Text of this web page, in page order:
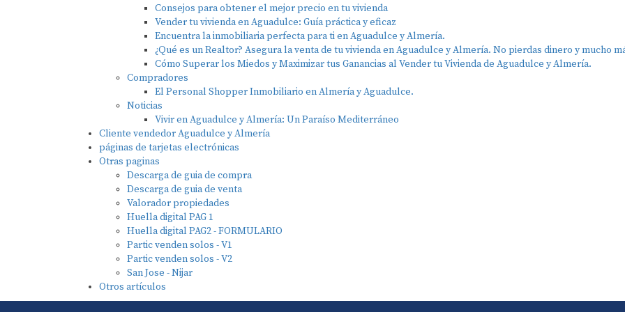
Consejos para obtener el mejor precio en tu vivienda
Vender tu vivienda en Aguadulce: Guía práctica y eficaz
Encuentra la inmobiliaria perfecta para ti en Aguadulce y Almería.
¿Qué es un Realtor? Asegura la venta de tu vivienda en Aguadulce y Almería. No pierdas dinero y mucho
Cómo Superar los Miedos y Maximizar tus Ganancias al Vender tu Vivienda de Aguadulce y Almería.
Compradores
El Personal Shopper Inmobiliario en Almería y Aguadulce.
Noticias
Vivir en Aguadulce y Almería: Un Paraíso Mediterráneo
Cliente vendedor Aguadulce y Almería
páginas de tarjetas electrónicas
Otras paginas
Descarga de guia de compra
Descarga de guia de venta
Valorador propiedades
Huella digital PAG 1
Huella digital PAG2 - FORMULARIO
Partic venden solos - V1
Partic venden solos - V2
San Jose - Nijar
Otros artículos